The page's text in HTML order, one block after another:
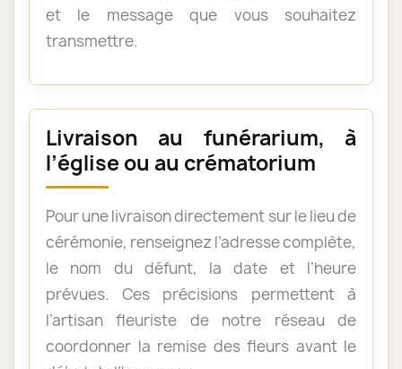
et le message que vous souhaitez
transmettre.
Livraison au funérarium, à
l’église ou au crématorium
Pour une livraison directement sur le lieu de
cérémonie, renseignez l’adresse complète,
le nom du défunt, la date et l’heure
prévues. Ces précisions permettent à
l’artisan fleuriste de notre réseau de
coordonner la remise des fleurs avant le